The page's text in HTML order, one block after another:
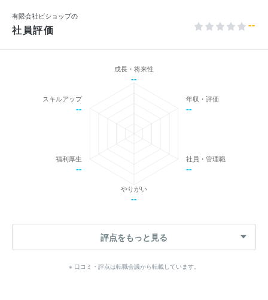
有限会社ビショップの
社員評価 --
成長・将来性
--
年収・評価
--
社員・管理職
--
やりがい
--
福利厚生
--
スキルアップ
--
評点をもっと見る
※ 口コミ・評点は転職会議から転載しています。